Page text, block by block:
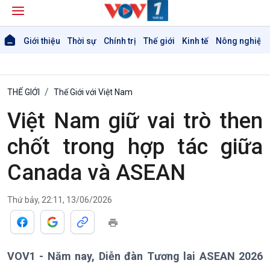
Giới thiệu Thời sự Chính trị Thế giới Kinh tế Nông nghiệp
THẾ GIỚI Thế Giới với Việt Nam
Việt Nam giữ vai trò then
chốt trong hợp tác giữa
Canada và ASEAN
Thứ bảy, 22:11, 13/06/2026
VOV1 - Năm nay, Diễn đàn Tương lai ASEAN 2026